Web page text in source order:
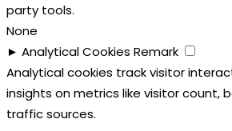
party tools.
None
► Analytical Cookies Remark
Analytical cookies track visitor
insights on metrics like visitor count,
traffic sources.